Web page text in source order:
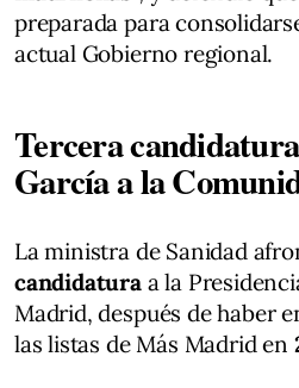
preparada para
actual Gobierno regional.
Tercera
García a la
La ministra de Sanidad
candidaturaa la
Madrid, después de haber
las listas de Más Madrid en